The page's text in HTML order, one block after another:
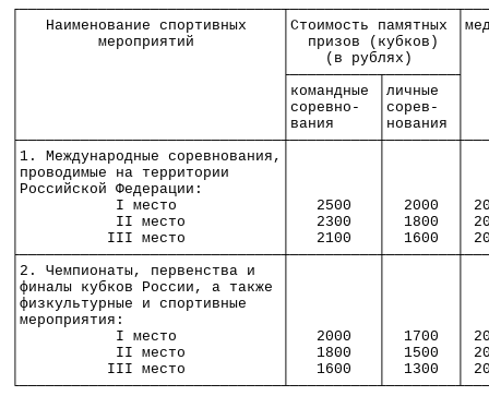
│   Наименование спортивных    │Стоимость памятных
│         мероприятий          │  призов (кубков)
│                              │    (в рублях)     │
│
│                              │командные │личные
│                              │соревно-  │сорев-
│                              │вания     │нования
│1. Международные соревнования,│          │
│проводимые на территории      │          │
│Российской Федерации:         │          │
│           I место            │   2500   │  2000  │
│           II место           │   2300   │  1800  │
│          III место           │   2100   │  1600  │
│2. Чемпионаты, первенства и   │          │
│финалы кубков России, а также │          │
│физкультурные и спортивные    │          │
│мероприятия:                  │          │
│           I место            │   2000   │  1700  │
│           II место           │   1800   │  1500  │
│          III место           │   1600   │  1300  │